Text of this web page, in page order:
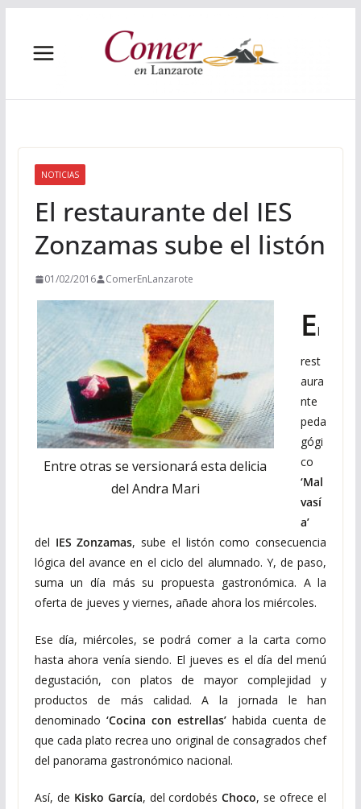
contenido
NOTICIAS
El restaurante del IES
Zonzamas sube el listón
01/02/2016 ComerEnLanzarote
Entre otras se versionará esta delicia
del Andra Mari
El
rest
aura
nte
peda
gógi
co
‘Mal
vasí
a’
del IES Zonzamas, sube el listón como consecuencia
lógica del avance en el ciclo del alumnado. Y, de paso,
suma un día más su propuesta gastronómica. A la
oferta de jueves y viernes, añade ahora los miércoles.
Ese día, miércoles, se podrá comer a la carta como
hasta ahora venía siendo. El jueves es el día del menú
degustación, con platos de mayor complejidad y
productos de más calidad. A la jornada le han
denominado ‘Cocina con estrellas’ habida cuenta de
que cada plato recrea uno original de consagrados chef
del panorama gastronómico nacional.
Así, de Kisko García, del cordobésChoco, se ofrece el